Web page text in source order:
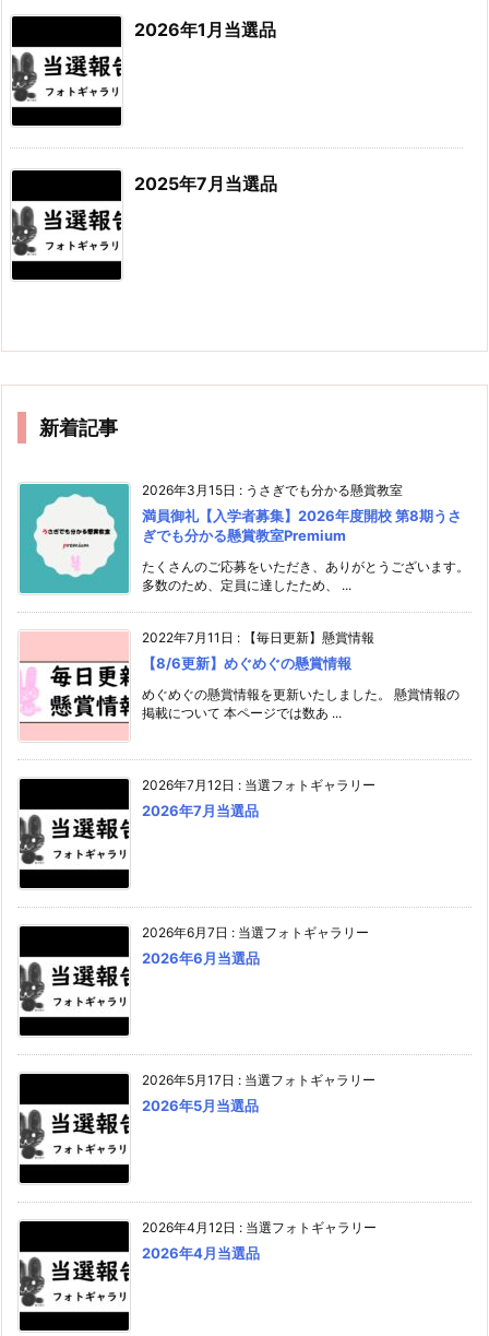
2026年1月当選品
2025年7月当選品
新着記事
2026年3月15日 : うさぎでも分かる懸賞教室
満員御礼【入学者募集】2026年度開校 第8期うさ
ぎでも分かる懸賞教室Premium
たくさんのご応募をいただき、ありがとうございます。
多数のため、定員に達したため、 ...
2022年7月11日 : 【毎日更新】懸賞情報
【8/6更新】めぐめぐの懸賞情報
めぐめぐの懸賞情報を更新いたしました。 懸賞情報の
掲載について 本ページでは数あ ...
2026年7月12日 : 当選フォトギャラリー
2026年7月当選品
2026年6月7日 : 当選フォトギャラリー
2026年6月当選品
2026年5月17日 : 当選フォトギャラリー
2026年5月当選品
2026年4月12日 : 当選フォトギャラリー
2026年4月当選品